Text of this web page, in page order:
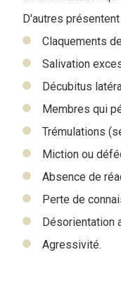
D'autres présentent
Claquements
Salivation
Décubitus
Membres qui
Trémulations
Miction ou
Absence de
Perte de
Désorientation
Agressivité.